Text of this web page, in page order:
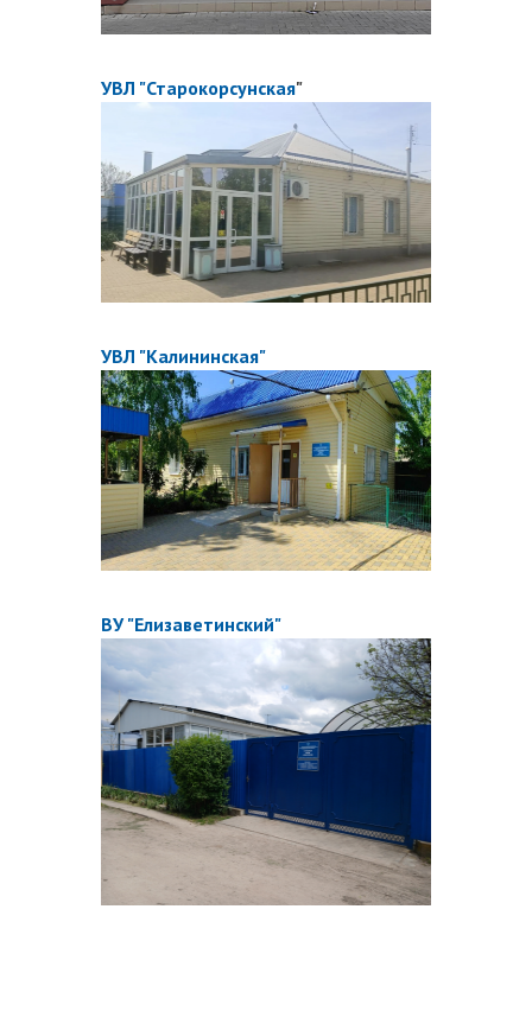
УВЛ "Старокорсунская"
УВЛ "Калининская"
ВУ "Елизаветинский"